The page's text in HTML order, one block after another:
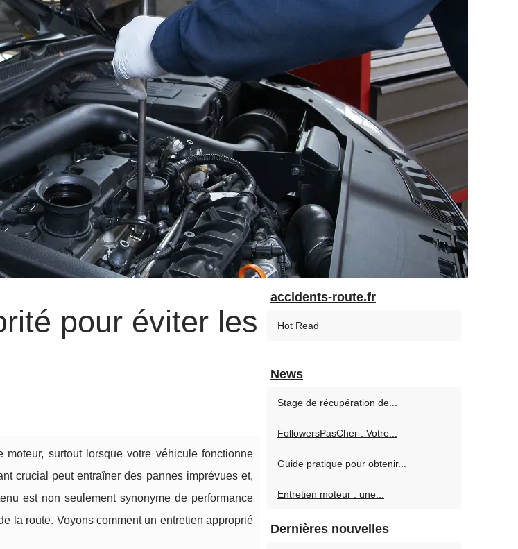
pour éviter les
surtout lorsque votre véhicule fonctionne
crucial peut entraîner des pannes imprévues et,
est non seulement synonyme de performance
la route. Voyons comment un entretien approprié
accidents-route.fr
Hot Read
News
Stage de récupération de...
FollowersPasCher : Votre...
Guide pratique pour obtenir...
Entretien moteur : une...
Dernières nouvelles